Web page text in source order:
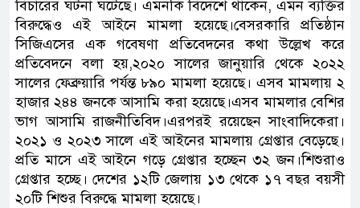
বিচারের ঘটনা ঘটেছে। এমনকি বিদেশে থাকেন, এমন ব্যক্তির
বিরুদ্ধেও এই আইনে মামলা হয়েছে।বেসরকারি প্রতিষ্ঠান
সিজিএসের এক গবেষণা প্রতিবেদনের কথা উল্লেখ করে
প্রতিবেদনে বলা হয়,২০২০ সালের জানুয়ারি থেকে ২০২২
সালের ফেব্রুয়ারি পর্যন্ত ৮৯০ মামলা হয়েছে। এসব মামলায় ২
হাজার ২৪৪ জনকে আসামি করা হয়েছে।এসব মামলার বেশির
ভাগ আসামি রাজনীতিবিদ।এরপরই রয়েছেন সাংবাদিকেরা।
২০২১ ও ২০২৩ সালে এই আইনের মামলায় গ্রেপ্তার বেড়েছে।
প্রতি মাসে এই আইনে গড়ে গ্রেপ্তার হচ্ছেন ৩২ জন।শিশুরাও
গ্রেপ্তার হচ্ছে। দেশের ১২টি জেলায় ১৩ থেকে ১৭ বছর বয়সী
২০টি শিশুর বিরুদ্ধে মামলা হয়েছে।